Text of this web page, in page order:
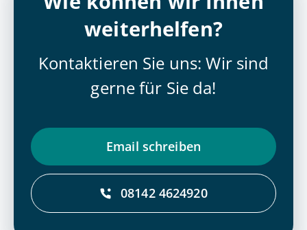
weiterhelfen?
Kontaktieren Sie uns: Wir sind
gerne für Sie da!
Email schrei­ben
08142 4624920